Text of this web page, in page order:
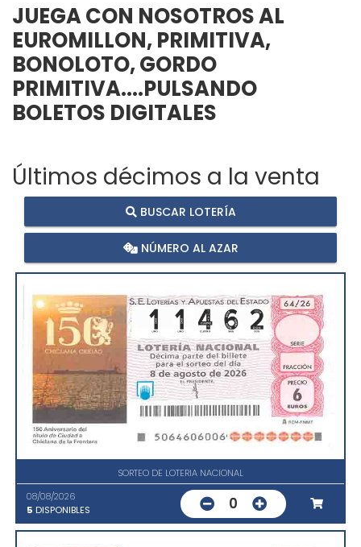
JUEGA CON NOSOTROS AL
EUROMILLON, PRIMITIVA,
BONOLOTO, GORDO
PRIMITIVA....PULSANDO
BOLETOS DIGITALES
Últimos décimos a la venta
BUSCAR LOTERÍA
NÚMERO AL AZAR
SORTEO DE LOTERIA NACIONAL
08/08/2026
5 DISPONIBLES 0